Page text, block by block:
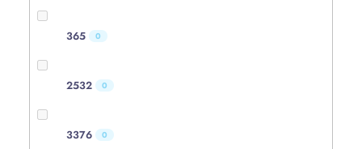
365 0
2532 0
3376 0